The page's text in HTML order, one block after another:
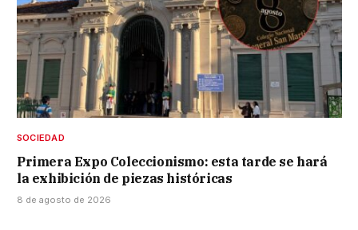
SOCIEDAD
Primera Expo Coleccionismo: esta tarde se hará
la exhibición de piezas históricas
8 de agosto de 2026